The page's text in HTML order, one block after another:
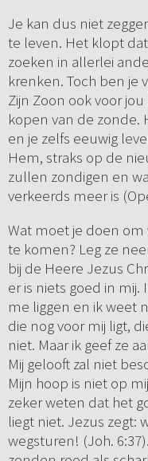
Je kan dus niet
te leven. Het klopt
zoeken in allerlei
krenken. Toch ben je
Zijn Zoon ook voor
kopen van de zonde.
en je zelfs eeuwig
Hem, straks op de
zullen zondigen en
verkeerds meer is
Wat moet je doen
te komen? Leg ze
bij de Heere Jezus
er is niets goed in
me liggen en ik weet
die nog voor mij ligt,
niet. Maar ik geef ze
Mij gelooft zal niet
Mijn hoop is niet op
zeker weten dat het
liegt niet. Jezus zegt:
wegsturen! (Joh.